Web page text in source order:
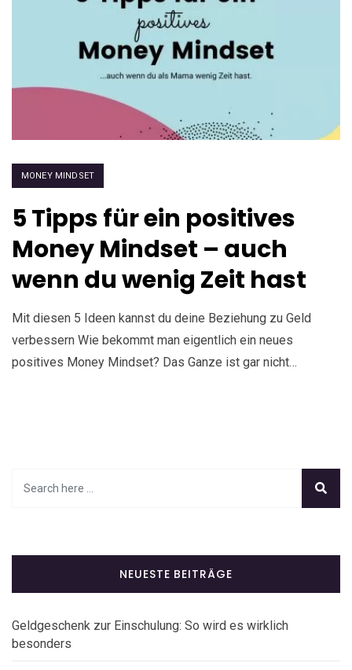
MONEY MINDSET
5 Tipps für ein positives
Money Mindset – auch
wenn du wenig Zeit hast
Mit diesen 5 Ideen kannst du deine Beziehung zu Geld
verbessern Wie bekommt man eigentlich ein neues
positives Money Mindset? Das Ganze ist gar nicht…
NEUESTE BEITRÄGE
Geldgeschenk zur Einschulung: So wird es wirklich
besonders